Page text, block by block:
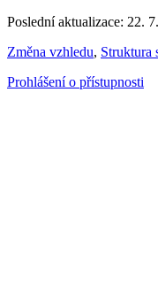
Poslední aktualizace: 22.
Změna vzhledu, Struktura
Prohlášení o přístupnosti